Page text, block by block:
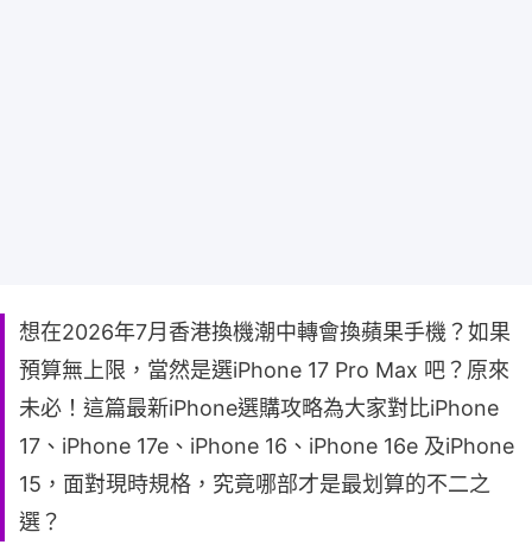
想在2026年7月香港換機潮中轉會換蘋果手機？如果
預算無上限，當然是選iPhone 17 Pro Max 吧？原來
未必！這篇最新iPhone選購攻略為大家對比iPhone
17、iPhone 17e、iPhone 16、iPhone 16e 及iPhone
15，面對現時規格，究竟哪部才是最划算的不二之
選？